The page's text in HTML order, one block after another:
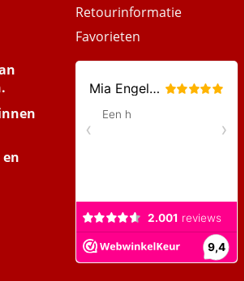
Retourinformatie
Favorieten